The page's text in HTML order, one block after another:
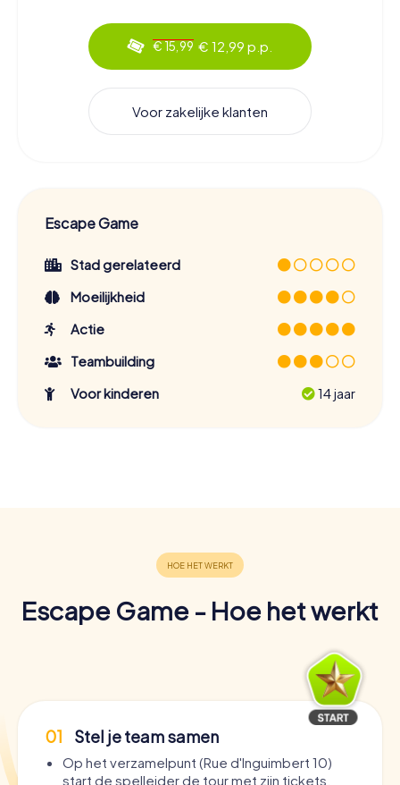
€ 15,99 € 12,99 p.p.
Voor zakelijke klanten
Escape Game
Stad gerelateerd
Moeilijkheid
Actie
Teambuilding
Voor kinderen
14 jaar
Escape Game - Hoe het werkt
01 Stel je team samen
Op het verzamelpunt (Rue d'Inguimbert 10)
start de spelleider de tour met zijn tickets.